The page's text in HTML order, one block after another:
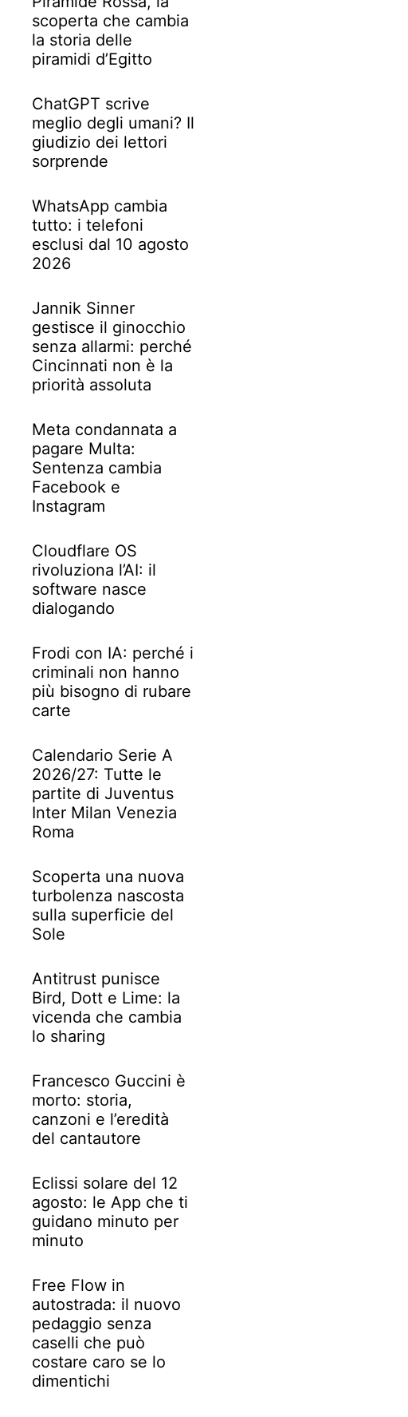
scoperta che cambia
la storia delle
piramidi d’Egitto
ChatGPT scrive
meglio degli umani? Il
giudizio dei lettori
sorprende
WhatsApp cambia
tutto: i telefoni
esclusi dal 10 agosto
2026
Jannik Sinner
gestisce il ginocchio
senza allarmi: perché
Cincinnati non è la
priorità assoluta
Meta condannata a
pagare Multa:
Sentenza cambia
Facebook e
Instagram
Cloudflare OS
rivoluziona l’AI: il
software nasce
dialogando
Frodi con IA: perché i
criminali non hanno
più bisogno di rubare
carte
Calendario Serie A
2026/27: Tutte le
partite di Juventus
Inter Milan Venezia
Roma
Scoperta una nuova
turbolenza nascosta
sulla superficie del
Sole
Antitrust punisce
Bird, Dott e Lime: la
vicenda che cambia
lo sharing
Francesco Guccini è
morto: storia,
canzoni e l’eredità
del cantautore
Eclissi solare del 12
agosto: le App che ti
guidano minuto per
minuto
Free Flow in
autostrada: il nuovo
pedaggio senza
caselli che può
costare caro se lo
dimentichi